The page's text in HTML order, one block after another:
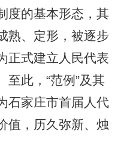
度的基本形态，其
熟、定形，被逐步
正式建立人民代表
至此，“范例”及其
石家庄市首届人代
值，历久弥新、烛